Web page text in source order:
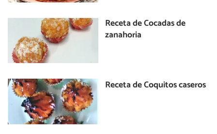
Receta de Cocadas de
zanahoria
Receta de Coquitos caseros